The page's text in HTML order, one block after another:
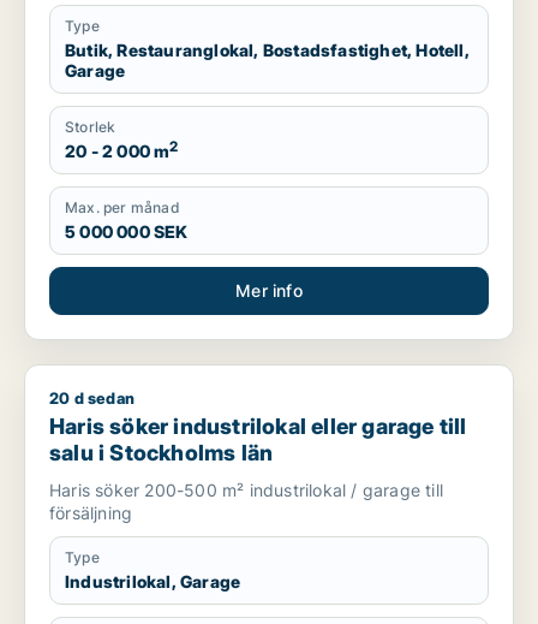
Type
Butik, Restauranglokal, Bostadsfastighet, Hotell,
Garage
Storlek
20 - 2 000 m2
Max. per månad
5 000 000 SEK
Mer info
Haris söker industrilokal eller garage till salu i Stockholms län
20 d sedan
Haris söker industrilokal eller garage till
salu i Stockholms län
Haris söker 200-500 m² industrilokal / garage till
försäljning
Type
Industrilokal, Garage